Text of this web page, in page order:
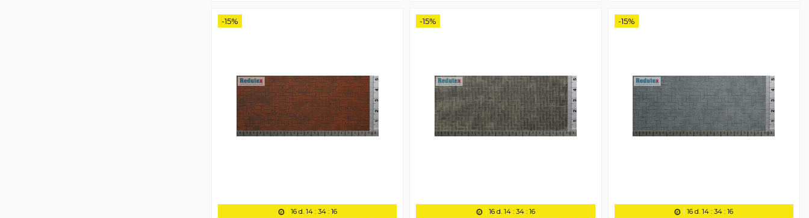
-15%
16d. 14: 34: 15
-15%
16d. 14: 34: 15
-15%
16 d. 14 :34 :15